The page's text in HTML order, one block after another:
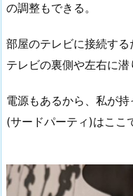
の調整もできる。
部屋のテレビに接続する
テレビの裏側や左右に潜
電源もあるから、私が
(サードパーティ)はここ